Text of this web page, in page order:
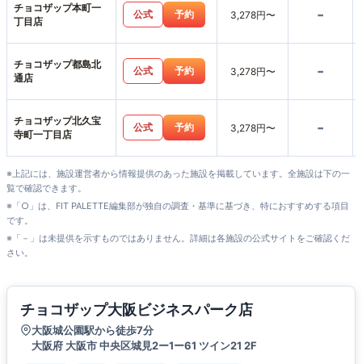
チョコザップ本町一
丁目店
公式 予約 3,278円〜 -
チョコザップ都島北
通店
公式 予約 3,278円〜 -
チョコザップ北久宝
寺町一丁目店
公式 予約 3,278円〜 -
※上記には、施設運営者から情報提供のあった施設を掲載しています。全施設は下の一
覧で確認できます。
※「○」は、FIT PALETTE編集部が独自の調査・基準に基づき、特におすすめする項目
です。
※「－」は未提供を示すものではありません。詳細は各施設の公式サイトをご確認くだ
さい。
チョコザップ大阪ビジネスパーク店
大阪城公園駅から徒歩7分
大阪府 大阪市 中央区城見2ー1ー61 ツイン21 2F